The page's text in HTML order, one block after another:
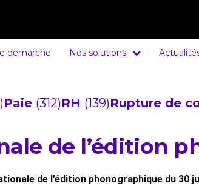
démarche Nos solutions
Paie (312)RH (139)Rupture de
de l’édition
de l’édition phonographique du 30